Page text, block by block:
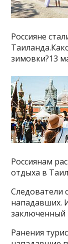
Россияне
зимовки?13
Россиянам
отдыха в
Следователи
нападавших.
заключенный
Ранения